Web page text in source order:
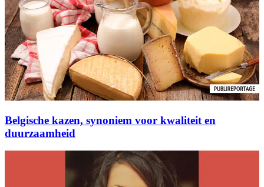
Belgische kazen, synoniem voor kwaliteit en
duurzaamheid